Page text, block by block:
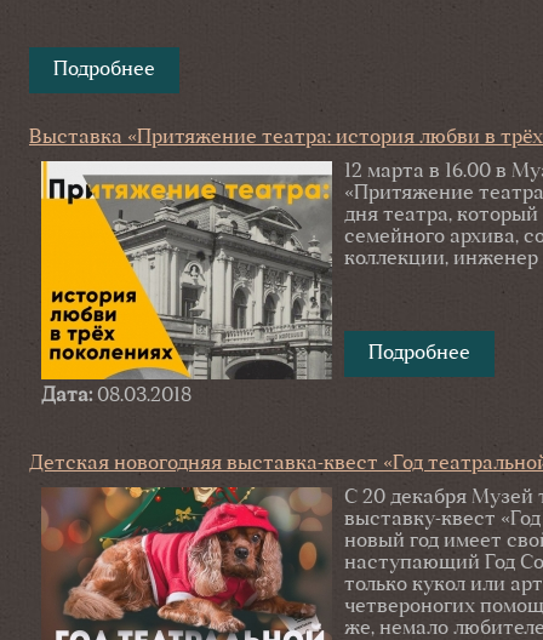
Подробнее
драматурга Эдмона Ростана
Выставка «Притяжение театра: история любви в
Дата: 08.03.2018
12 марта в 16.00 в
«Притяжение
дня театра,
семейного архива,
коллекции, инженер
Подробнее
Детская новогодняя выставка-квест «Год
С 20 декабря Музей
выставку-квест
новый год имеет
наступающий Год
только кукол или
четвероногих
же, немало